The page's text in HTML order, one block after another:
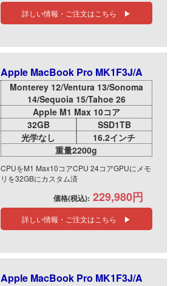
詳しい情報・ご注文はこちら ▶
Apple MacBook Pro MK1F3J/A
Monterey 12/Ventura 13/Sonoma
14/Sequoia 15/Tahoe 26
Apple M1 Max 10コア
32GB
SSD1TB
光学なし
16.2インチ
重量2200g
CPUをM1 Max10コアCPU 24コアGPUにメモ
リを32GBにカスタム済
価格(税込): 229,980円
詳しい情報・ご注文はこちら ▶
Apple MacBook Pro MK1F3J/A